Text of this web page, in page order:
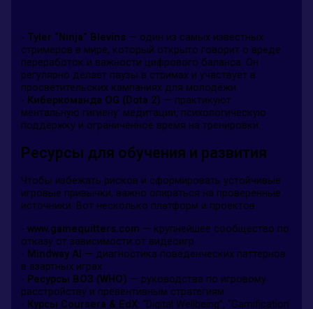
- Tyler “Ninja” Blevins — один из самых известных
стримеров в мире, который открыто говорит о вреде
переработок и важности цифрового баланса. Он
регулярно делает паузы в стримах и участвует в
просветительских кампаниях для молодёжи.
- Киберкоманда OG (Dota 2) — практикуют
ментальную гигиену: медитации, психологическую
поддержку и ограниченное время на тренировки.
Ресурсы для обучения и развития
Чтобы избежать рисков и сформировать устойчивые
игровые привычки, важно опираться на проверенные
источники. Вот несколько платформ и проектов:
-www.gamequitters.com — крупнейшее сообщество по
отказу от зависимости от видеоигр
- Mindway AI — диагностика поведенческих паттернов
в азартных играх
- Ресурсы ВОЗ (WHO) — руководства по игровому
расстройству и превентивным стратегиям
- Курсы Coursera & EdX: “Digital Wellbeing”, “Gamification